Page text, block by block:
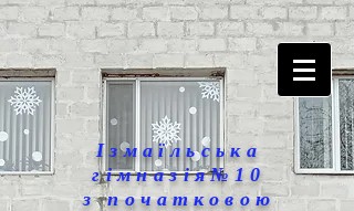
Ізмаїльська
гімназія№10
з початковою